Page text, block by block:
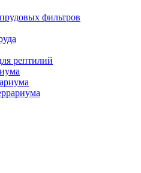
фильтров
рептилий